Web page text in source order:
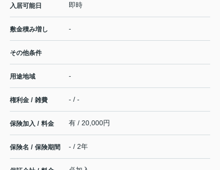
入居可能日 即時
敷金積み増し -
その他条件
用途地域 -
権利金 / 雑費 - / -
保険加入 / 料金 有 / 20,000円
保険名 / 保険期間 - / 2年